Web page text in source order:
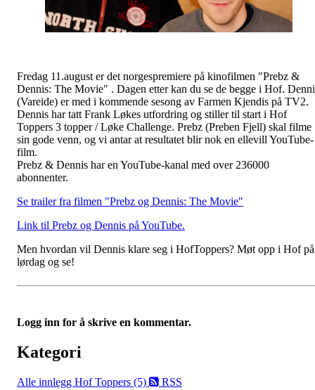
Fredag 11.august er det norgespremiere på kinofilmen "Prebz &
Dennis: The Movie" . Dagen etter kan du se de begge i Hof.
(Vareide) er med i kommende sesong av Farmen Kjendis på TV2.
Dennis har tatt Frank Løkes utfordring og stiller til start i Hof
Toppers 3 topper / Løke Challenge. Prebz (Preben Fjell) skal filme
sin gode venn, og vi antar at resultatet blir nok en ellevill YouTube-
film.
Prebz & Dennis har en YouTube-kanal med over 236000
abonnenter.
Se trailer fra filmen "Prebz og Dennis: The Movie"
Link til Prebz og Dennis på YouTube.
Men hvordan vil Dennis klare seg i HofToppers? Møt opp i Hof på
lørdag og se!
Logg inn for å skrive en kommentar.
Kategori
Alle innlegg Hof Toppers (5) RSS